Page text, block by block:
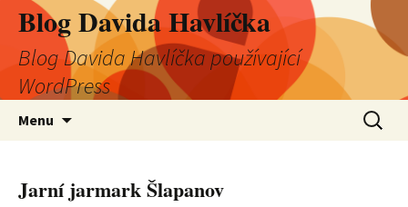
Blog Davida Havlíčka
Blog Davida Havlíčka používající
WordPress
Menu
Jarní jarmark Šlapanov